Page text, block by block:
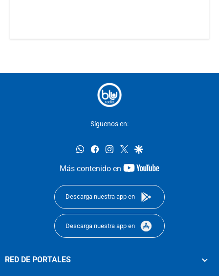
Síguenos en:
whatsappfacebookinstagram
twittergoogle
Más contenido en
youtube-
Descarga nuestra app en
Descarga nuestra app en
RED DE PORTALES